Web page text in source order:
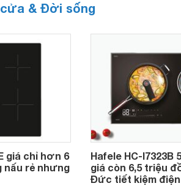
& Đời sống
giá chỉ hơn 6
nấu rẻ nhưng
Hafele HC-I7323B
giá còn 6,5 triệu
Đức tiết kiệm